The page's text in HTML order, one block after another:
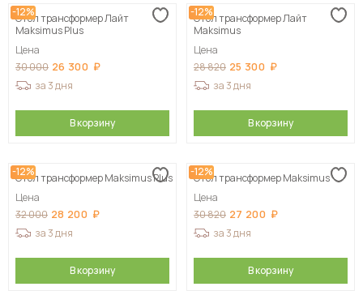
-12%
Стол трансформер Лайт
Maksimus Plus
Цена
30 000 26 300
за 3 дня
В корзину
-12%
Стол трансформер Лайт
Maksimus
Цена
28 820 25 300
за 3 дня
В корзину
-12%
Стол трансформер Maksimus Plus
Цена
32 000 28 200
за 3 дня
В корзину
-12%
Стол трансформер Maksimus
Цена
30 820 27 200
за 3 дня
В корзину